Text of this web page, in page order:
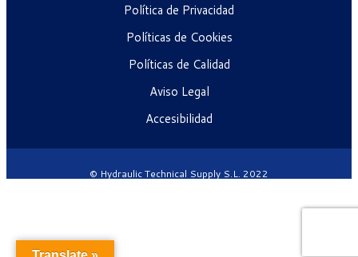
Política de Privacidad
Políticas de Cookies
Políticas de Calidad
Aviso Legal
Accesibilidad
© Hydraulic Technical Supply S.L. 2022